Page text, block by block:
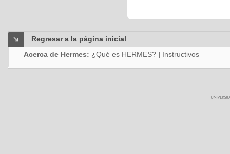
Regresar a la página inicial
Acerca de Hermes: ¿Qué es HERMES? | Instructivos